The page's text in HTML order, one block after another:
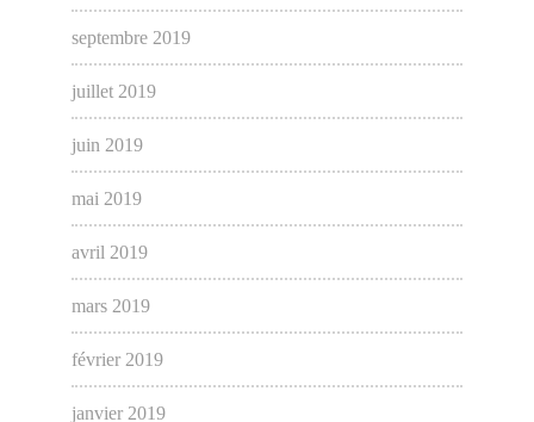
septembre 2019
juillet 2019
juin 2019
mai 2019
avril 2019
mars 2019
février 2019
janvier 2019